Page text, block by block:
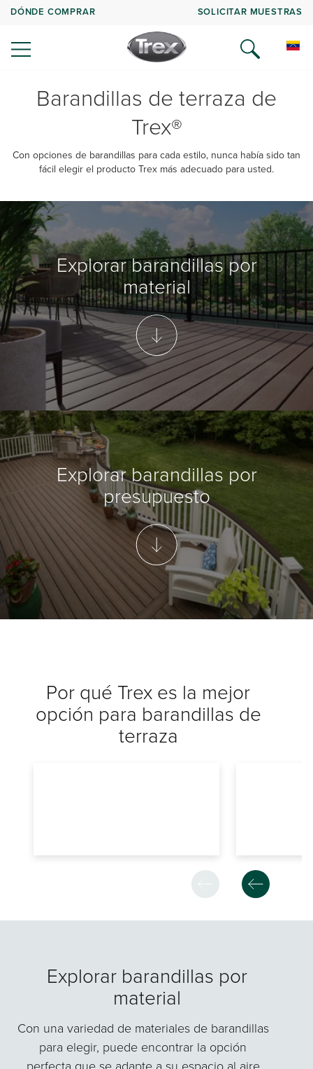
DÓNDE COMPRAR SOLICITAR MUESTRAS
Barandillas de terraza de
Trex®
Con opciones de barandillas para cada estilo, nunca había sido tan
fácil elegir el producto Trex más adecuado para usted.
Explorar barandillas por
material
Explorar barandillas por
presupuesto
Por qué Trex es la mejor
opción para barandillas de
terraza
Explorar barandillas por
material
Con una variedad de materiales de barandillas
para elegir, puede encontrar la opción